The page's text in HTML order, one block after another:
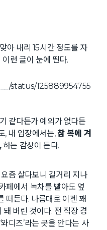
아 내리 15시간 정도를 자
런 글이 눈에 띈다.
status/125889954755
같다든가 예의가 없다든
, 내 입장에서는,참 복에 겨
하는 감상이 든다.
즘 살다보니 길거리 지나
페에서 녹차를 빨아도 옆
떠든다. 나름대로 이젠 꽤
버린 것이다. 전 직장 경
디즈’라는 곳을 안다는 사